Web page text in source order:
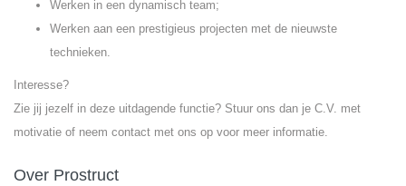
Werken in een dynamisch team;
Werken aan een prestigieus projecten met de nieuwste
technieken.
Interesse?
Zie jij jezelf in deze uitdagende functie? Stuur ons dan je C.V. met
motivatie of neem contact met ons op voor meer informatie.
Over Prostruct